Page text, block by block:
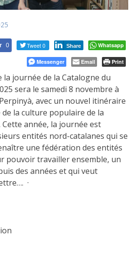
0 Tweet 0 Share Whatsapp
Messenger Email Print
journée de la Catalogne du
sera le samedi 8 novembre à
avec un nouvel itinéraire
la culture populaire de la
année, la journée est
entités nord-catalanes qui se
une fédération des entités
pouvoir travailler ensemble, un
des années et qui veut
·